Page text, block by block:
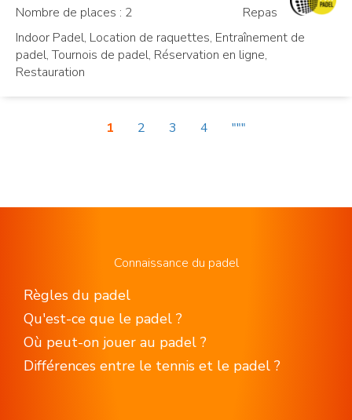
Nombre de places : 2
Repas
Indoor Padel, Location de raquettes, Entraînement de
padel, Tournois de padel, Réservation en ligne,
Restauration
1 2 3 4 """
Connaissance du padel
Règles du padel
Qu'est-ce que le padel ?
Où peut-on jouer au padel ?
Différences entre le tennis et le padel ?